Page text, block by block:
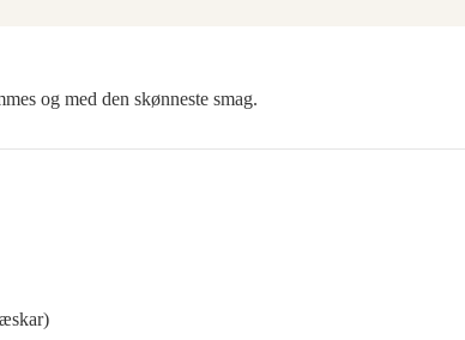
og med den skønneste smag.